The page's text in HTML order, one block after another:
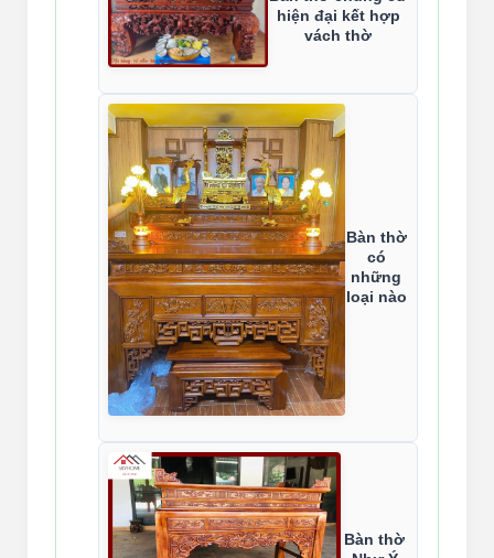
hiện đại kết hợp
vách thờ
Bàn thờ
có
những
loại nào
Bàn thờ